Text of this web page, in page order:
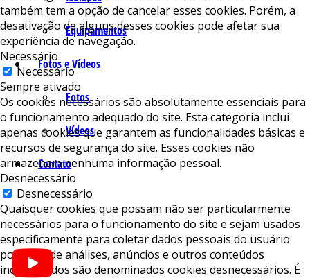
Equipamentos
Fotos e Vídeos
Fotos
Vídeos
Contato
também tem a opção de cancelar esses cookies. Porém, a
desativação de alguns desses cookies pode afetar sua
experiência de navegação.
Necessário
Necessário
Sempre ativado
Os cookies necessários são absolutamente essenciais para
o funcionamento adequado do site. Esta categoria inclui
apenas cookies que garantem as funcionalidades básicas e
recursos de segurança do site. Esses cookies não
armazenam nenhuma informação pessoal.
Desnecessário
Desnecessário
Quaisquer cookies que possam não ser particularmente
necessários para o funcionamento do site e sejam usados ​​
especificamente para coletar dados pessoais do usuário
por meio de análises, anúncios e outros conteúdos
incorporados são denominados cookies desnecessários. É